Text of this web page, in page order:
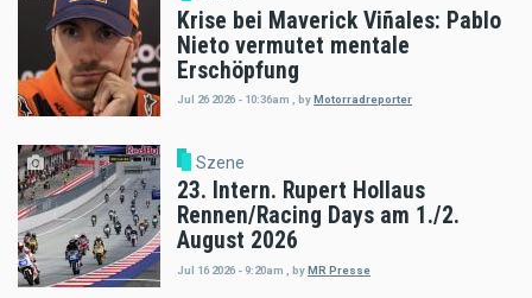
Krise bei Maverick Viñales: Pablo
Nieto vermutet mentale
Erschöpfung
Jul 26 2026 - 10:36am byMotorradreporter
Szene
23. Intern. Rupert Hollaus
Rennen/Racing Days am 1./2.
August 2026
Jul 16 2026 - 9:20am byMR Presse